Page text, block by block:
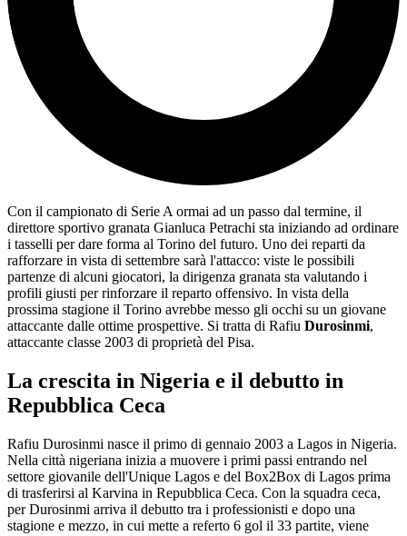
Con il campionato di Serie A ormai ad un passo dal termine, il
direttore sportivo granata Gianluca Petrachi sta iniziando ad ordinare
i tasselli per dare forma al Torino del futuro. Uno dei reparti da
rafforzare in vista di settembre sarà l'attacco: viste le possibili
partenze di alcuni giocatori, la dirigenza granata sta valutando i
profili giusti per rinforzare il reparto offensivo. In vista della
prossima stagione il Torino avrebbe messo gli occhi su un giovane
attaccante dalle ottime prospettive. Si tratta di Rafiu Durosinmi,
attaccante classe 2003 di proprietà del Pisa.
La crescita in Nigeria e il debutto in
Repubblica Ceca
Rafiu Durosinmi nasce il primo di gennaio 2003 a Lagos in Nigeria.
Nella città nigeriana inizia a muovere i primi passi entrando nel
settore giovanile dell'Unique Lagos e del Box2Box di Lagos prima
di trasferirsi al Karvina in Repubblica Ceca. Con la squadra ceca,
per Durosinmi arriva il debutto tra i professionisti e dopo una
stagione e mezzo, in cui mette a referto 6 gol il 33 partite, viene